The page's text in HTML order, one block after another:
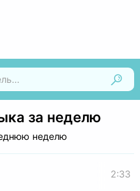
за неделю
неделю
2:33